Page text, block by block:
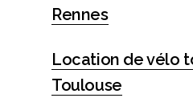
Rennes
Location de vélo
Toulouse